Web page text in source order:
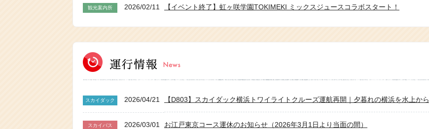
観光案内所 2026/02/11 【イベント終了】虹ヶ咲学園TOKIMEKI ミックスジュースコラボスタート！
スカイバス 2024/09/10
2024/03/29
スカイダック 2026/04/21 【D803】スカイダック横浜トワイライトクルーズ運航再開｜夕暮れの横浜を水上から
スカイバス 2026/03/01 お江戸東京コース運休のお知らせ（2026年3月1日より当面の間）